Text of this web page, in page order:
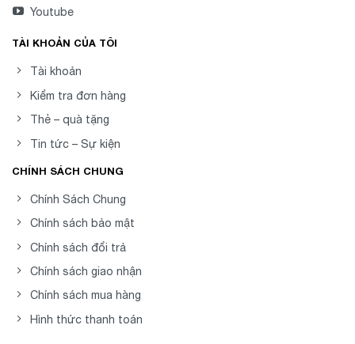
Youtube
TÀI KHOẢN CỦA TÔI
Tài khoản
Kiểm tra đơn hàng
Thẻ – quà tặng
Tin tức – Sự kiện
CHÍNH SÁCH CHUNG
Chính Sách Chung
Chính sách bảo mật
Chính sách đổi trả
Chính sách giao nhận
Chính sách mua hàng
Hình thức thanh toán